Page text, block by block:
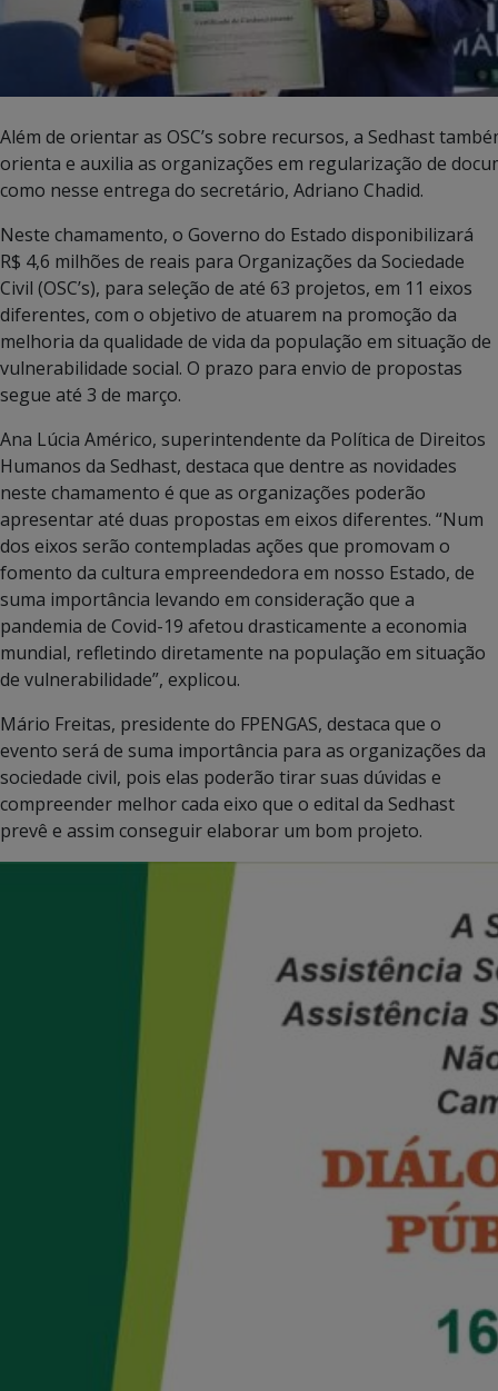
Além de orientar as OSC’s sobre recursos, a Sedhast
orienta e auxilia as organizações em regularização de
como nesse entrega do secretário, Adriano Chadid.
Neste chamamento, o Governo do Estado disponibilizará
R$ 4,6 milhões de reais para Organizações da Sociedade
Civil (OSC’s), para seleção de até 63 projetos, em 11 eixos
diferentes, com o objetivo de atuarem na promoção da
melhoria da qualidade de vida da população em situação de
vulnerabilidade social. O prazo para envio de propostas
segue até 3 de março.
Ana Lúcia Américo, superintendente da Política de Direitos
Humanos da Sedhast, destaca que dentre as novidades
neste chamamento é que as organizações poderão
apresentar até duas propostas em eixos diferentes. “Num
dos eixos serão contempladas ações que promovam o
fomento da cultura empreendedora em nosso Estado, de
suma importância levando em consideração que a
pandemia de Covid-19 afetou drasticamente a economia
mundial, refletindo diretamente na população em situação
de vulnerabilidade”, explicou.
Mário Freitas, presidente do FPENGAS, destaca que o
evento será de suma importância para as organizações da
sociedade civil, pois elas poderão tirar suas dúvidas e
compreender melhor cada eixo que o edital da Sedhast
prevê e assim conseguir elaborar um bom projeto.